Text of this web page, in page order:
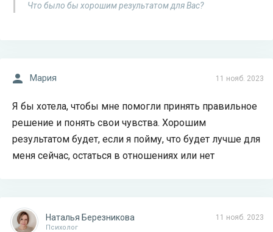
Что было бы хорошим результатом для Вас?
11 нояб. 2023
Мария
Я бы хотела, чтобы мне помогли принять правильное
решение и понять свои чувства. Хорошим
результатом будет, если я пойму, что будет лучше для
меня сейчас, остаться в отношениях или нет
11 нояб. 2023
Наталья Березникова
Психолог